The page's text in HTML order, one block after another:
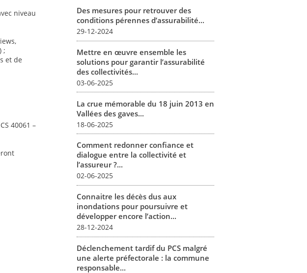
niveau
;
et de
40061 –
Des mesures pour retrouver des
conditions pérennes d’assurabilité...
29-12-2024
Mettre en œuvre ensemble les
solutions pour garantir l’assurabilité
des collectivités...
03-06-2025
La crue mémorable du 18 juin 2013 en
Vallées des gaves...
18-06-2025
Comment redonner confiance et
dialogue entre la collectivité et
l’assureur ?...
02-06-2025
Connaitre les décès dus aux
inondations pour poursuivre et
développer encore l’action...
28-12-2024
Déclenchement tardif du PCS malgré
une alerte préfectorale : la commune
responsable...